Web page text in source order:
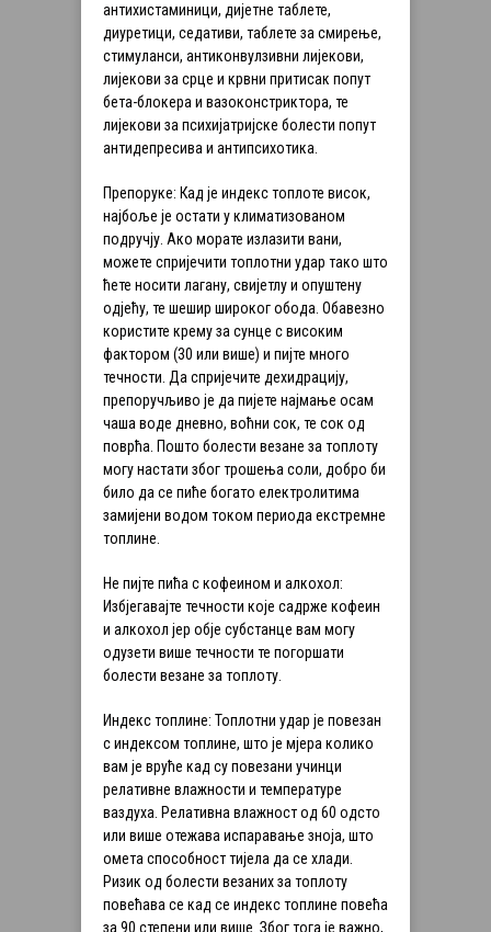
антихистаминици, дијетне таблете,
диуретици, седативи, таблете за смирење,
стимуланси, антиконвулзивни лијекови,
лијекови за срце и крвни притисак попут
бета-блокера и вазоконстриктора, те
лијекови за психијатријске болести попут
антидепресива и антипсихотика.
Препоруке: Кад је индекс топлоте висок,
најбоље је остати у климатизованом
подручју. Ако морате излазити вани,
можете спријечити топлотни удар тако што
ћете носити лагану, свијетлу и опуштену
одјећу, те шешир широког обода. Обавезно
користите крему за сунце с високим
фактором (30 или више) и пијте много
течности. Да спријечите дехидрацију,
препоручљиво је да пијете најмање осам
чаша воде дневно, воћни сок, те сок од
поврћа. Пошто болести везане за топлоту
могу настати због трошења соли, добро би
било да се пиће богато електролитима
замијени водом током периода екстремне
топлине.
Не пијте пића с кофеином и алкохол:
Избјегавајте течности које садрже кофеин
и алкохол јер обје субстанце вам могу
одузети више течности те погоршати
болести везане за топлоту.
Индекс топлине: Топлотни удар је повезан
с индексом топлине, што је мјера колико
вам је вруће кад су повезани учинци
релативне влажности и температуре
ваздуха. Релативна влажност од 60 одсто
или више отежава испаравање зноја, што
омета способност тијела да се хлади.
Ризик од болести везаних за топлоту
повећава се кад се индекс топлине повећа
за 90 степени или више. Због тога је важно,